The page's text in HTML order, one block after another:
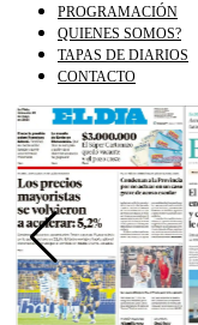
PROGRAMACIÓN
QUIENES SOMOS?
TAPAS DE DIARIOS
CONTACTO